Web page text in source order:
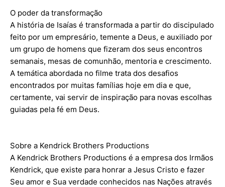
O poder da transformação
A história de Isaías é transformada a partir do discipulado
feito por um empresário, temente a Deus, e auxiliado por
um grupo de homens que fizeram dos seus encontros
semanais, mesas de comunhão, mentoria e crescimento.
A temática abordada no filme trata dos desafios
encontrados por muitas famílias hoje em dia e que,
certamente, vai servir de inspiração para novas escolhas
guiadas pela fé em Deus.
Sobre a Kendrick Brothers Productions
A Kendrick Brothers Productions é a empresa dos Irmãos
Kendrick, que existe para honrar a Jesus Cristo e fazer
Seu amor e Sua verdade conhecidos nas Nações através